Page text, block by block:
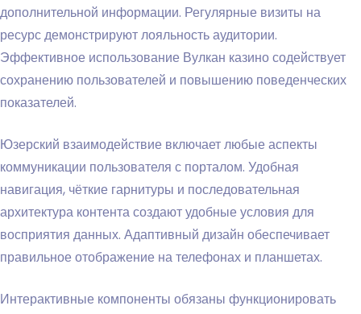
дополнительной информации. Регулярные визиты на
ресурс демонстрируют лояльность аудитории.
Эффективное использование Вулкан казино содействует
сохранению пользователей и повышению поведенческих
показателей.
Юзерский взаимодействие включает любые аспекты
коммуникации пользователя с порталом. Удобная
навигация, чёткие гарнитуры и последовательная
архитектура контента создают удобные условия для
восприятия данных. Адаптивный дизайн обеспечивает
правильное отображение на телефонах и планшетах.
Интерактивные компоненты обязаны функционировать